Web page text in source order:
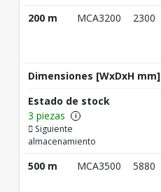
200 m MCA3200 2300
Dimensiones [WxDxH mm]
Estado de stock
3 piezas
i
Siguiente
almacenamiento
500 m MCA3500 5880